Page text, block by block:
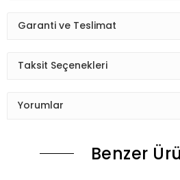
Garanti ve Teslimat
Taksit Seçenekleri
Yorumlar
Benzer